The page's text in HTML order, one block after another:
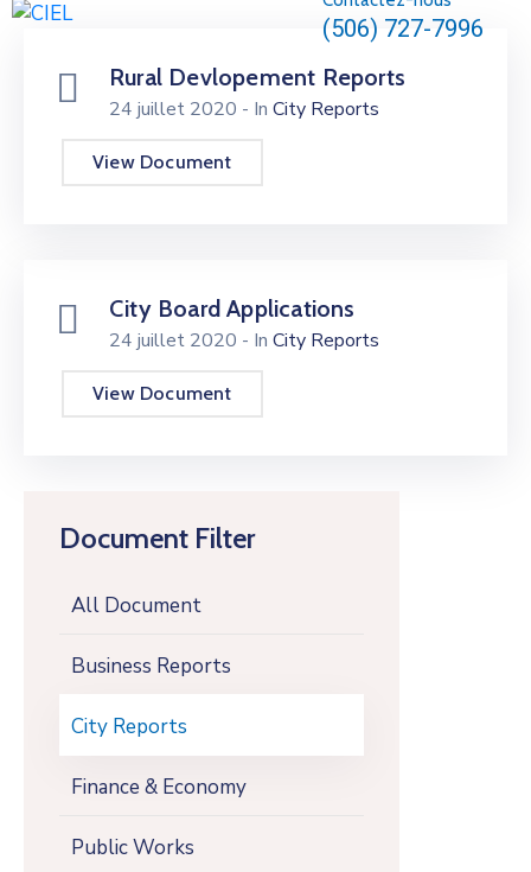
(506) 727-7996
Document Filter
All Document
Business Reports
City Reports
Finance & Economy
Public Works
Rural Devlopement Reports
24 juillet 2020 - In City Reports
View Document
City Board Applications
24 juillet 2020 - In City Reports
View Document